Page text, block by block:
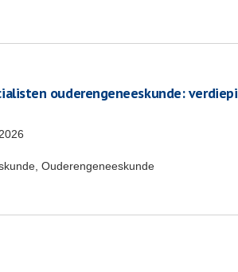
ouderengeneeskunde:
Ouderengeneeskunde